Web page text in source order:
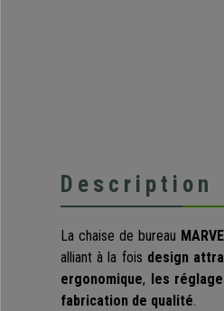
Description
La chaise de bureau
alliant à la fois design
ergonomique, les
fabrication de qualité.